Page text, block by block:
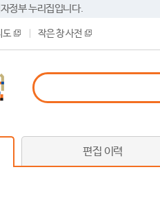
정부 누리집입니다.
도 작은 창 사전
편집 이력